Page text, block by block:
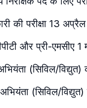
की परीक्षा 13 अप्रैल
और प्री-एमसीए
(सिविल/विद्युत)
(सिविल/विद्युत)